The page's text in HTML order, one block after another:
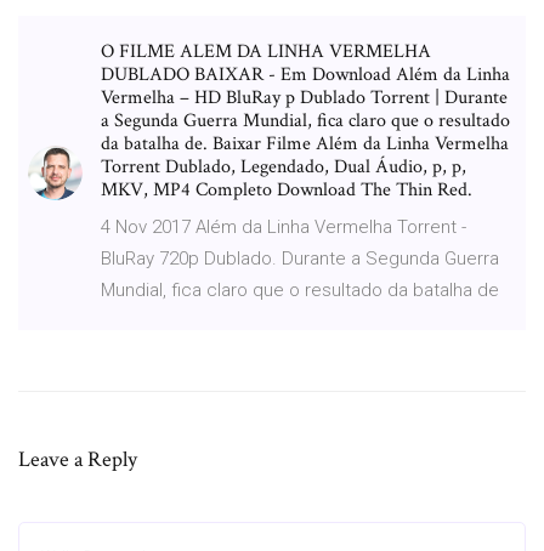
O FILME ALEM DA LINHA VERMELHA
DUBLADO BAIXAR - Em Download Além da Linha
Vermelha – HD BluRay p Dublado Torrent | Durante
a Segunda Guerra Mundial, fica claro que o resultado
da batalha de. Baixar Filme Além da Linha Vermelha
Torrent Dublado, Legendado, Dual Áudio, p, p,
MKV, MP4 Completo Download The Thin Red.
4 Nov 2017 Além da Linha Vermelha Torrent -
BluRay 720p Dublado. Durante a Segunda Guerra
Mundial, fica claro que o resultado da batalha de
Leave a Reply